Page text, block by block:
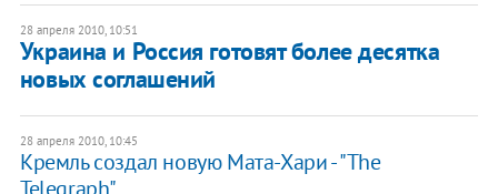
28 апреля 2010, 10:51
Украина и Россия готовят более десятка
новых соглашений
28 апреля 2010, 10:45
Кремль создал новую Мата-Хари - "The
Telegraph"